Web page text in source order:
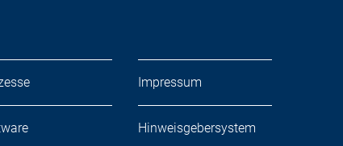
Impressum
Hinweisgebersystem